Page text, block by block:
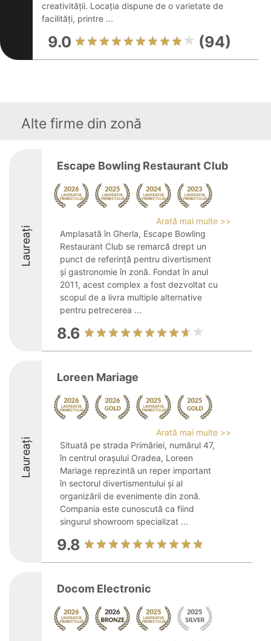
creativității. Locația dispune de o varietate de
facilități, printre ...
9.0 (94)
Alte firme din zonă
Laureați
Escape Bowling Restaurant Club
Arată mai multe >>
Amplasată în Gherla, Escape Bowling
Restaurant Club se remarcă drept un
punct de referință pentru divertisment
și gastronomie în zonă. Fondat în anul
2011, acest complex a fost dezvoltat cu
scopul de a livra multiple alternative
pentru petrecerea ...
8.6
Laureați
Loreen Mariage
Arată mai multe >>
Situată pe strada Primăriei, numărul 47,
în centrul orașului Oradea, Loreen
Mariage reprezintă un reper important
în sectorul divertismentului și al
organizării de evenimente din zonă.
Compania este cunoscută ca fiind
singurul showroom specializat ...
9.8
Docom Electronic